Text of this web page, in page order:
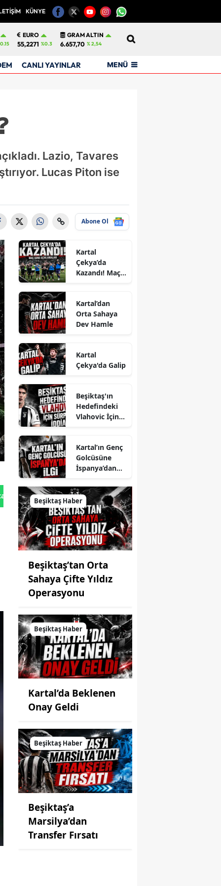
KÜNYE
EURO
55,2271 %0.3
GRAM ALTIN
6.657,70 % 2,54
CANLI YAYINLAR MENÜ
Lazio, Tavares
Lucas Piton ise
Abone Ol
Gönder
Kartal
Çekya’da
Kazandı! Maç
Kartal’dan
Orta Sahaya
Dev Hamle
Kartal
Çekya'da Galip
Beşiktaş'ın
Hedefindeki
Vlahovic İçin
Kartal’ın Genç
Golcüsüne
İspanya’dan
Beşiktaş Haber
Beşiktaş’tan Orta
Sahaya Çifte Yıldız
Operasyonu
Beşiktaş Haber
Kartal’da Beklenen
Onay Geldi
Beşiktaş Haber
Beşiktaş’a
Marsilya’dan
Transfer Fırsatı